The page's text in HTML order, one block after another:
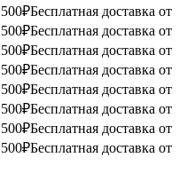
Бесплатная доставка от
Бесплатная доставка от
Бесплатная доставка от
Бесплатная доставка от
Бесплатная доставка от
Бесплатная доставка от
Бесплатная доставка от
Бесплатная доставка от